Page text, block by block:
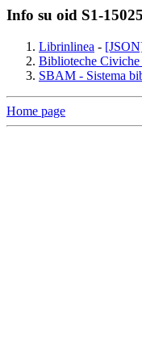
Info su oid S1-
Librinlinea -
Biblioteche Civiche
SBAM - Sistema
Home page